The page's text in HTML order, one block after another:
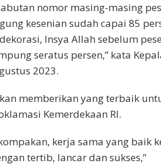
nomor masing-masing
kesenian sudah capai 85
Insya Allah sebelum
seratus persen,” kata
2023.
memberikan yang terbaik
Kemerdekaan RI.
kerja sama yang baik
tertib, lancar dan sukses,”